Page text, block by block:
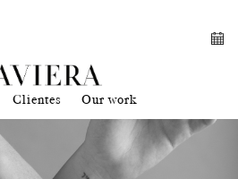
Clientes Our work